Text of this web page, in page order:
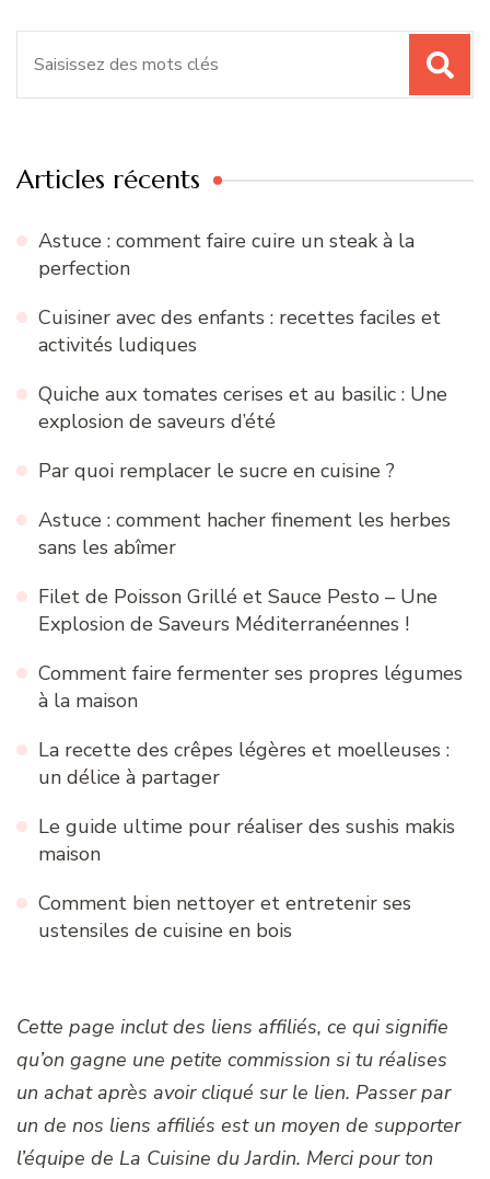
Articles récents
Astuce : comment faire cuire un steak à la
perfection
Cuisiner avec des enfants : recettes faciles et
activités ludiques
Quiche aux tomates cerises et au basilic : Une
explosion de saveurs d’été
Par quoi remplacer le sucre en cuisine ?
Astuce : comment hacher finement les herbes
sans les abîmer
Filet de Poisson Grillé et Sauce Pesto – Une
Explosion de Saveurs Méditerranéennes !
Comment faire fermenter ses propres légumes
à la maison
La recette des crêpes légères et moelleuses :
un délice à partager
Le guide ultime pour réaliser des sushis makis
maison
Comment bien nettoyer et entretenir ses
ustensiles de cuisine en bois
Cette page inclut des liens affiliés, ce qui signifie
qu’on gagne une petite commission si tu réalises
un achat après avoir cliqué sur le lien. Passer par
un de nos liens affiliés est un moyen de supporter
l’équipe de La Cuisine du Jardin. Merci pour ton